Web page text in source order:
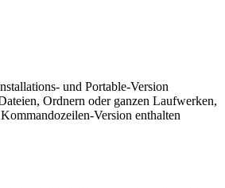
und Portable-Version
Ordnern oder ganzen Laufwerken,
Version enthalten